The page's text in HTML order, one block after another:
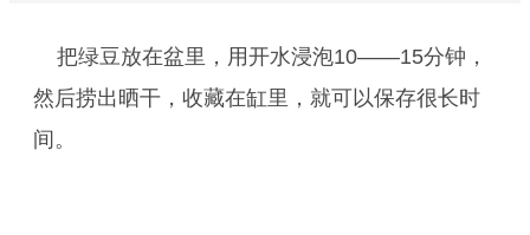
把绿豆放在盆里，用开水浸泡10——15分钟，
然后捞出晒干，收藏在缸里，就可以保存很长时
间。